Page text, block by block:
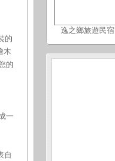
的
木
的
一
自
逸之鄉旅遊民宿